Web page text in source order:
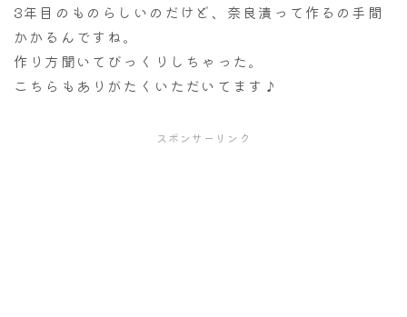
3年目のものらしいのだけど、奈良漬って作るの手間
かかるんですね。
作り方聞いてびっくりしちゃった。
こちらもありがたくいただいてます♪
スポンサーリンク